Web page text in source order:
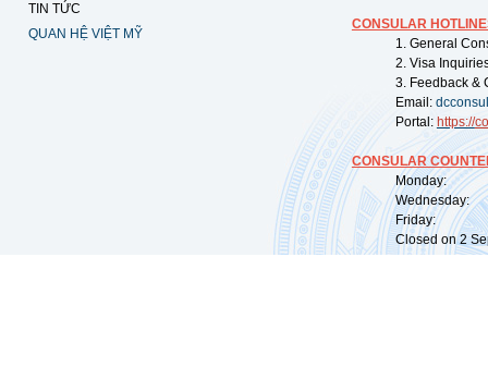
TIN TỨC
QUAN HỆ VIỆT MỸ
CONSULAR
1. General
2. Visa
3. Feedback &
Email:
Portal: https://
CONSULAR
Monday:
Wednesday:
Friday:
Closed on 2